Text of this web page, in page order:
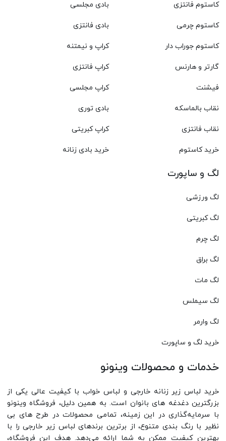
کاستوم فانتزی
کاستوم چرمی
کاستوم جوراب دار
گارتر و هارنس
فیشنت
نقاب بالماسکه
نقاب فانتزی
خرید کاستوم
بادی مجلسی
بادی فانتزی
کراپ و نیمتنه
کراپ فانتزی
کراپ مجلسی
بادی توری
کراپ کبریتی
خرید بادی زنانه
لگ و ساپورت
لگ ورزشی
لگ کبریتی
لگ چرم
لگ براق
لگ مات
لگ سیملس
لگ وارمر
خرید لگ و ساپورت
خدمات و محصولات وینونو
خرید لباس زیر زنانه خارجی و لباس خواب با کیفیت عالی یکی از
بزرگترین دغدغه های بانوان است. به همین دلیل، فروشگاه وینونو
با سرمایه‌گذاری در این زمینه، تمامی محصولات در طرح های بی
نظیر با رنگ بندی متنوع، از برترین برندهای لباس زیر خارجی را با
بهترین کیفیت ممکن به شما ارائه می‌دهد. هدف این فروشگاه،